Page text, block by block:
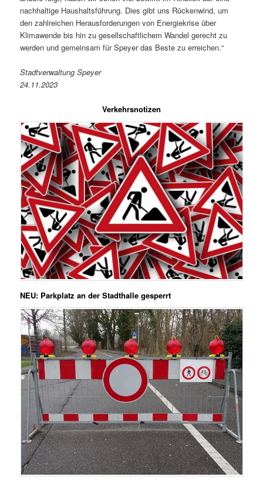
nachhaltige Haushaltsführung. Dies gibt uns Rückenwind, um
den zahlreichen Herausforderungen von Energiekrise über
Klimawende bis hin zu gesellschaftlichem Wandel gerecht zu
werden und gemeinsam für Speyer das Beste zu erreichen.“
Stadtverwaltung Speyer
24.11.2023
Verkehrsnotizen
NEU: Parkplatz an der Stadthalle gesperrt